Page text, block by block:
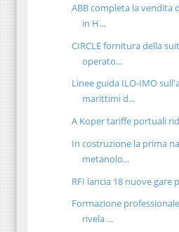
ABB completa la vendita
in H...
CIRCLE fornitura della
operato...
Linee guida ILO-IMO
marittimi d...
A Koper tariffe portuali
In costruzione la prima
metanolo...
RFI lancia 18 nuove gare
Formazione
rivela ...